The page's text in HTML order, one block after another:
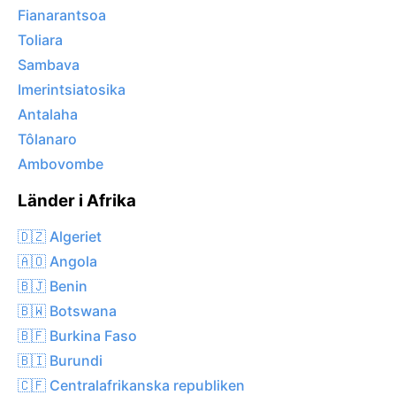
Fianarantsoa
Toliara
Sambava
Imerintsiatosika
Antalaha
Tôlanaro
Ambovombe
Länder i Afrika
🇩🇿 Algeriet
🇦🇴 Angola
🇧🇯 Benin
🇧🇼 Botswana
🇧🇫 Burkina Faso
🇧🇮 Burundi
🇨🇫 Centralafrikanska republiken